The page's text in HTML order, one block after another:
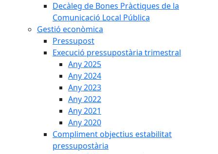
Decàleg de Bones Pràctiques de la
Comunicació Local Pública
Gestió econòmica
Pressupost
Execució pressupostària trimestral
Any 2025
Any 2024
Any 2023
Any 2022
Any 2021
Any 2020
Compliment objectius estabilitat
pressupostària